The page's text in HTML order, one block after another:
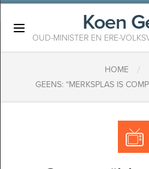
Koen
OUD-MINISTER EN ERE-
HOME /
GEENS: “MERKSPLAS IS